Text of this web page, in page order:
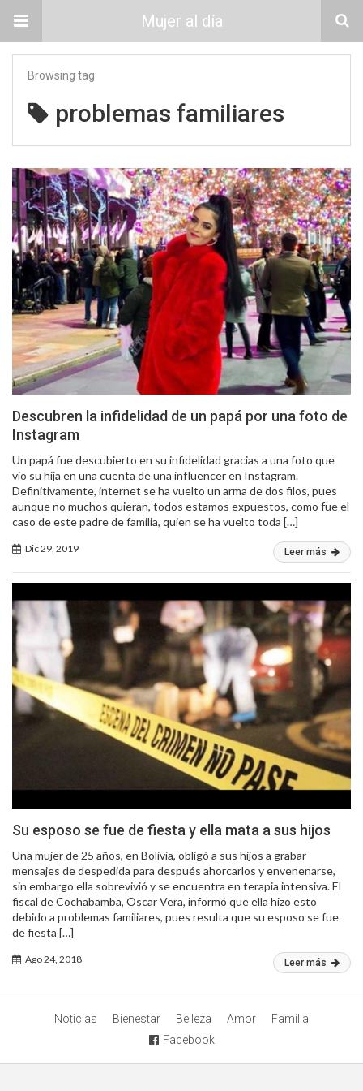
Mujer al día
Browsing tag
problemas familiares
Descubren la infidelidad de un papá por una foto de
Instagram
Un papá fue descubierto en su infidelidad gracias a una foto que
vio su hija en una cuenta de una influencer en Instagram.
Definitivamente, internet se ha vuelto un arma de dos filos, pues
aunque no muchos quieran, todos estamos expuestos, como fue el
caso de este padre de familia, quien se ha vuelto toda […]
Dic 29, 2019 Leer más
Su esposo se fue de fiesta y ella mata a sus hijos
Una mujer de 25 años, en Bolivia, obligó a sus hijos a grabar
mensajes de despedida para después ahorcarlos y envenenarse,
sin embargo ella sobrevivió y se encuentra en terapia intensiva. El
fiscal de Cochabamba, Oscar Vera, informó que ella hizo esto
debido a problemas familiares, pues resulta que su esposo se fue
de fiesta […]
Ago 24, 2018 Leer más
Noticias Bienestar Belleza Amor
Familia
Facebook